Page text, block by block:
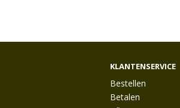
KLANTENSERVICE
Bestellen
Betalen